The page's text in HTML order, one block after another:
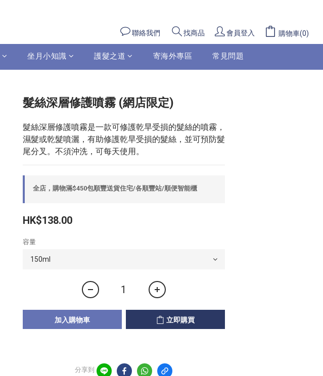
聯絡我們 找商品 會員登入 購物車(0)
坐月小知識 護髮之道 寄海外專區 常見問題
髮絲深層修護噴霧 (網店限定)
髮絲深層修護噴霧是一款可修護乾旱受損的髮絲的噴霧，
濕髮或乾髮噴灑，有助修護乾旱受損的髮絲，並可預防髮
尾分叉。不須沖洗，可每天使用。
全店，購物滿$450包順豐送貨住宅/各順豐站/順便智能櫃
HK$138.00
容量
加入購物車 立即購買
分享到